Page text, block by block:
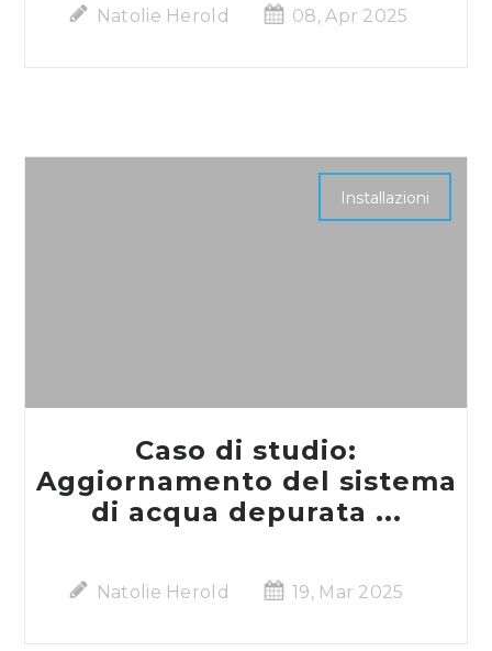
Natolie Herold 08, Apr 2025
Installazioni
Caso di studio:
Aggiornamento del sistema
di acqua depurata ...
Natolie Herold 19, Mar 2025